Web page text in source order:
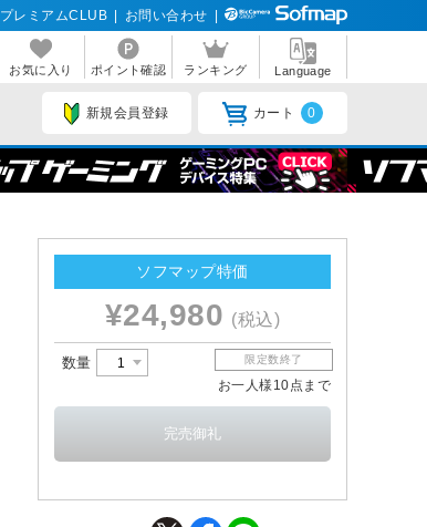
プレミアムCLUB お問い合わせ
お気に入り ポイント確認 ランキング Language
新規会員登録 カート 0
ソフマップ特価
¥24,980 (税込)
数量 限定数終了
お一人様10点まで